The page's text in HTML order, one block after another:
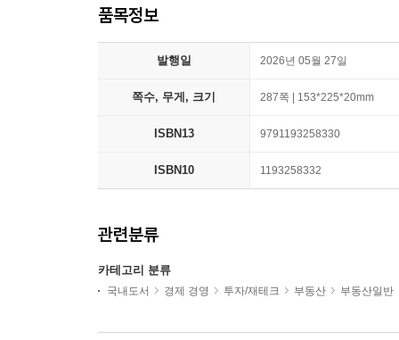
품목정보
발행일 2026년 05월 27일
쪽수, 무게, 크기 287쪽 | 153*225*20mm
ISBN13 9791193258330
ISBN10 1193258332
관련분류
카테고리 분류
국내도서 경제 경영 투자/재테크 부동산 부동산일반